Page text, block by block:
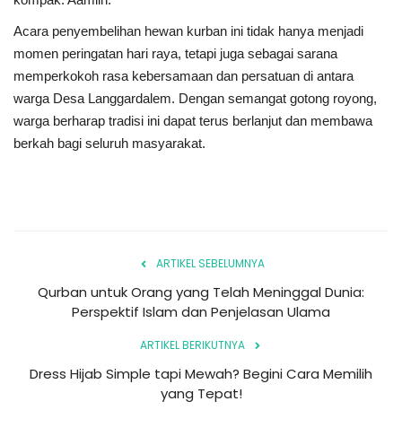
Acara penyembelihan hewan kurban ini tidak hanya menjadi
momen peringatan hari raya, tetapi juga sebagai sarana
memperkokoh rasa kebersamaan dan persatuan di antara
warga Desa Langgardalem. Dengan semangat gotong royong,
warga berharap tradisi ini dapat terus berlanjut dan membawa
berkah bagi seluruh masyarakat.
ARTIKEL SEBELUMNYA
Qurban untuk Orang yang Telah Meninggal Dunia:
Perspektif Islam dan Penjelasan Ulama
ARTIKEL BERIKUTNYA
Dress Hijab Simple tapi Mewah? Begini Cara Memilih
yang Tepat!